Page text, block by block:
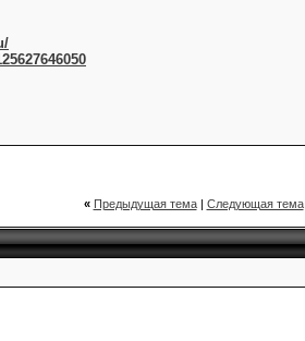
« Предыдущая тема| Следующая тема